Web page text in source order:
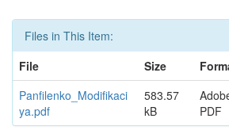
Files in This Item:
File
Size
Panfilenko_Modifikaci
ya.pdf
583.57
kB
PDF